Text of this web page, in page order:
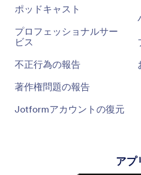
ポッドキャスト
プロフェッショナルサー
ビス
不正行為の報告
著作権問題の報告
Jotformアカウントの復元
アプ